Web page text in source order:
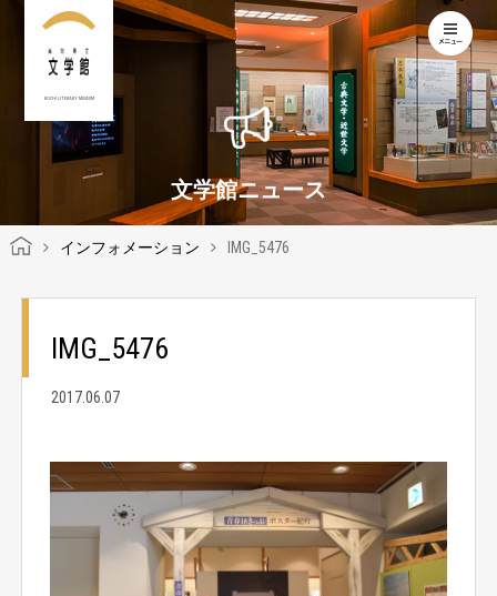
KOCHI LITERARY MUSEUM
文学館ニュース
インフォメーション IMG_5476
IMG_5476
2017.06.07